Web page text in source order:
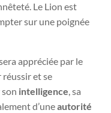
Le Lion est
sur une poignée
appréciée par le
réussir et se
intelligence, sa
d’uneautorité